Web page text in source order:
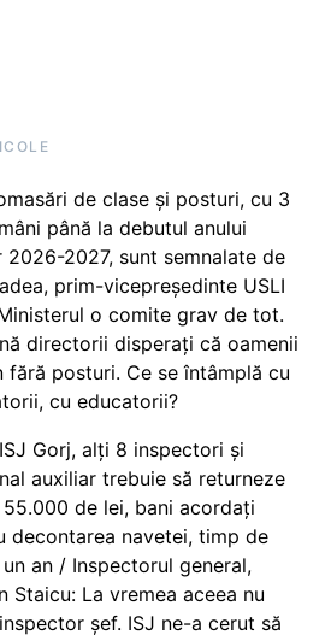
de clase și posturi, cu 3
până la debutul anului
2026-2027, sunt semnalate de
prim-vicepreședinte USLI
o comite grav de tot.
directorii disperați că oamenii
fără posturi. Ce se întâmplă cu
cu educatorii?
Gorj, alți 8 inspectori și
auxiliar trebuie să returneze
de lei, bani acordați
decontarea navetei, timp de
an / Inspectorul general,
Staicu: La vremea aceea nu
șef. ISJ ne-a cerut să